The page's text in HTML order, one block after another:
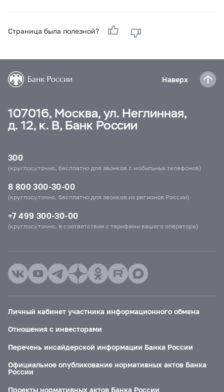
Страница была полезной?
Наверх
107016, Москва, ул. Неглинная,
д. 12, к. В, Банк России
300
(круглосуточно, бесплатно для звонков с мобильных телефонов)
8 800 300-30-00
(круглосуточно, бесплатно для звонков из регионов России)
+7 499 300-30-00
(круглосуточно, в соответствии с тарифами вашего оператора)
Личный кабинет участника информационного обмена
Отношения с инвесторами
Перечень инсайдерской информации Банка России
Официальное опубликование нормативных актов Банка
России
Проекты нормативных актов Банка России